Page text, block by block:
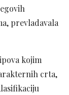
prevladavala
kojim
crta,